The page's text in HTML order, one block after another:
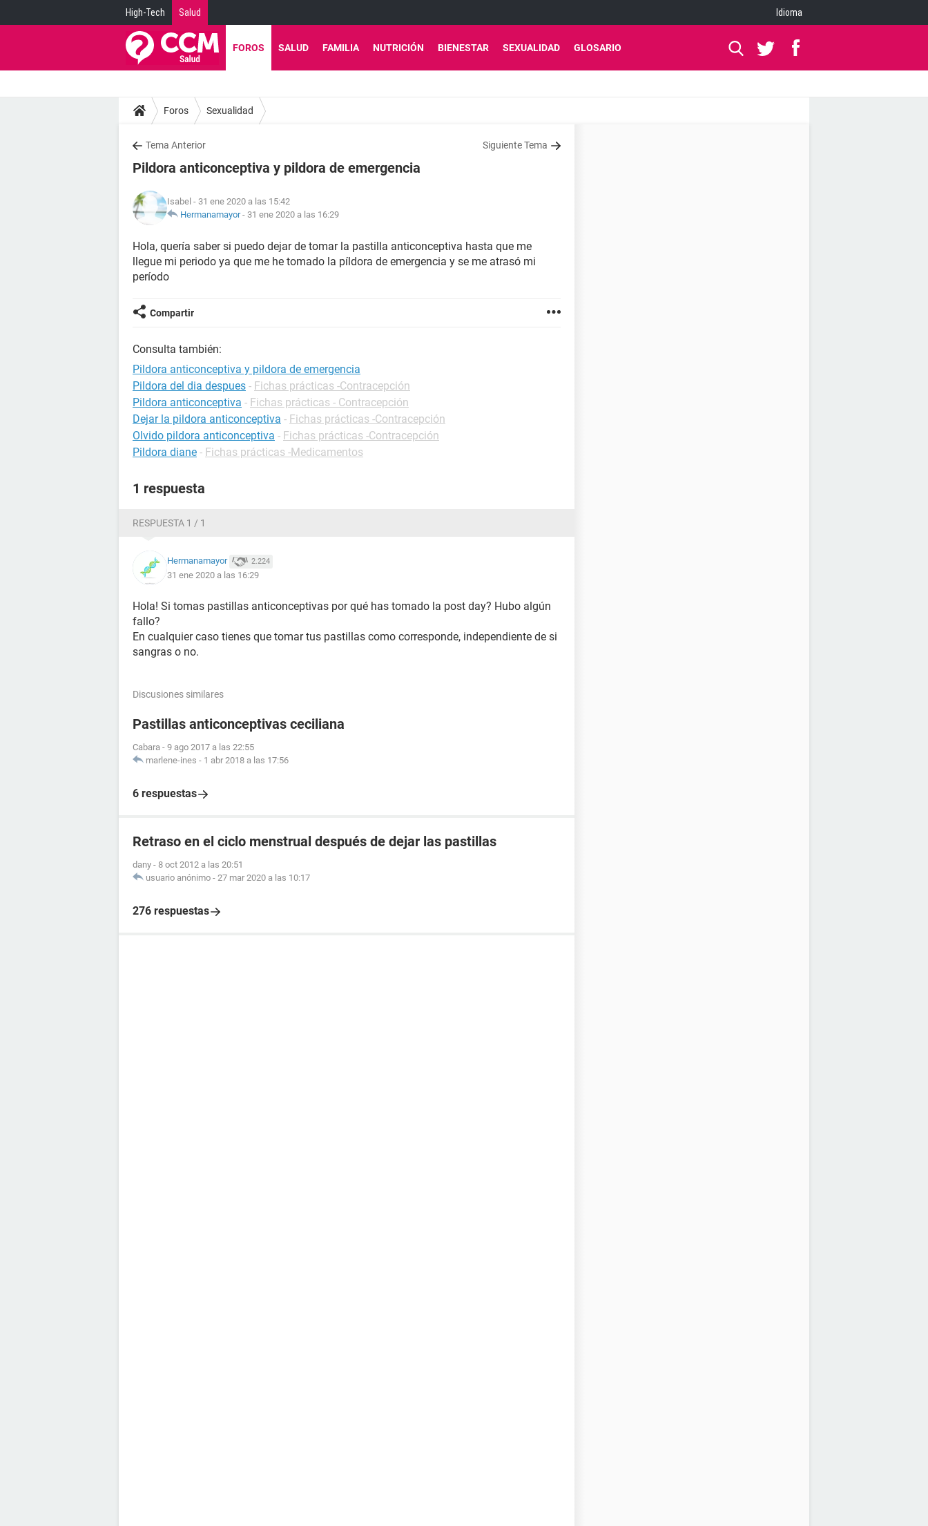
High-Tech Salud Idioma
FOROS SALUD FAMILIA NUTRICIÓN BIENESTAR SEXUALIDAD GLOSARIO
Foros Sexualidad
Tema Anterior Siguiente Tema
Pildora anticonceptiva y pildora de emergencia
Isabel - 31 ene 2020 a las 15:42
Hermanamayor- 31 ene 2020 a las 16:29
Hola, quería saber si puedo dejar de tomar la pastilla anticonceptiva hasta que me
llegue mi periodo ya que me he tomado la píldora de emergencia y se me atrasó mi
período
Compartir
Consulta también:
Pildora anticonceptiva y pildora de emergencia
Pildora del dia despues - Fichas prácticas -Contracepción
Pildora anticonceptiva - Fichas prácticas - Contracepción
Dejar la pildora anticonceptiva - Fichas prácticas -Contracepción
Olvido pildora anticonceptiva - Fichas prácticas -Contracepción
Pildora diane - Fichas prácticas -Medicamentos
1 respuesta
RESPUESTA 1 / 1
Hermanamayor 2.224
31 ene 2020 a las 16:29
Hola! Si tomas pastillas anticonceptivas por qué has tomado la post day? Hubo algún
fallo?
En cualquier caso tienes que tomar tus pastillas como corresponde, independiente de si
sangras o no.
Discusiones similares
Pastillas anticonceptivas ceciliana
Cabara - 9 ago 2017 a las 22:55
marlene-ines - 1 abr 2018 a las 17:56
6 respuestas
Retraso en el ciclo menstrual después de dejar las pastillas
dany - 8 oct 2012 a las 20:51
usuario anónimo - 27 mar 2020 a las 10:17
276 respuestas